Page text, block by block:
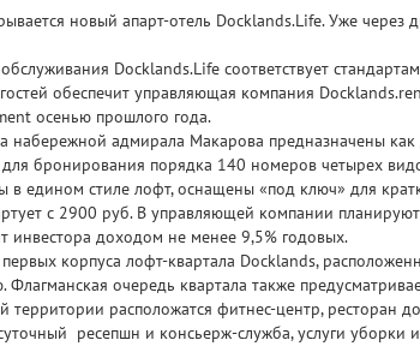
новый апарт-отель Docklands.Life. Уже через
Docklands.Life соответствует
обеспечит управляющая компания
осенью прошлого года.
набережной адмирала Макарова предназначены как
бронирования порядка 140 номеров четырех
едином стиле лофт, оснащены «под ключ» для
с 2900 руб. В управляющей компании
инвестора доходом не менее 9,5% годовых.
корпуса лофт-квартала Docklands,
Флагманская очередь квартала также
территории расположатся фитнес-центр,
ресепшн и консьерж-служба, услуги